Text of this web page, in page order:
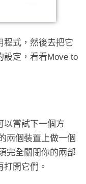
程式，然後去把它
設定，看看Move to
以嘗試下一個方
兩個裝置上做一個
完全關閉你的兩部
開它們。